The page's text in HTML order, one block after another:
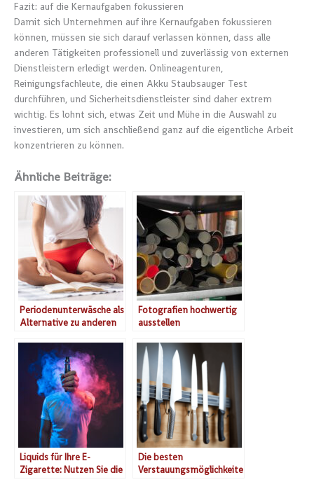
Fazit: auf die Kernaufgaben fokussieren
Damit sich Unternehmen auf ihre Kernaufgaben fokussieren
können, müssen sie sich darauf verlassen können, dass alle
anderen Tätigkeiten professionell und zuverlässig von externen
Dienstleistern erledigt werden. Onlineagenturen,
Reinigungsfachleute, die einen Akku Staubsauger Test
durchführen, und Sicherheitsdienstleister sind daher extrem
wichtig. Es lohnt sich, etwas Zeit und Mühe in die Auswahl zu
investieren, um sich anschließend ganz auf die eigentliche Arbeit
konzentrieren zu können.
Ähnliche Beiträge:
Periodenunterwäsche als
Alternative zu anderen
Fotografien hochwertig
ausstellen
Liquids für Ihre E-
Zigarette: Nutzen Sie die
Die besten
Verstauungsmöglichkeite